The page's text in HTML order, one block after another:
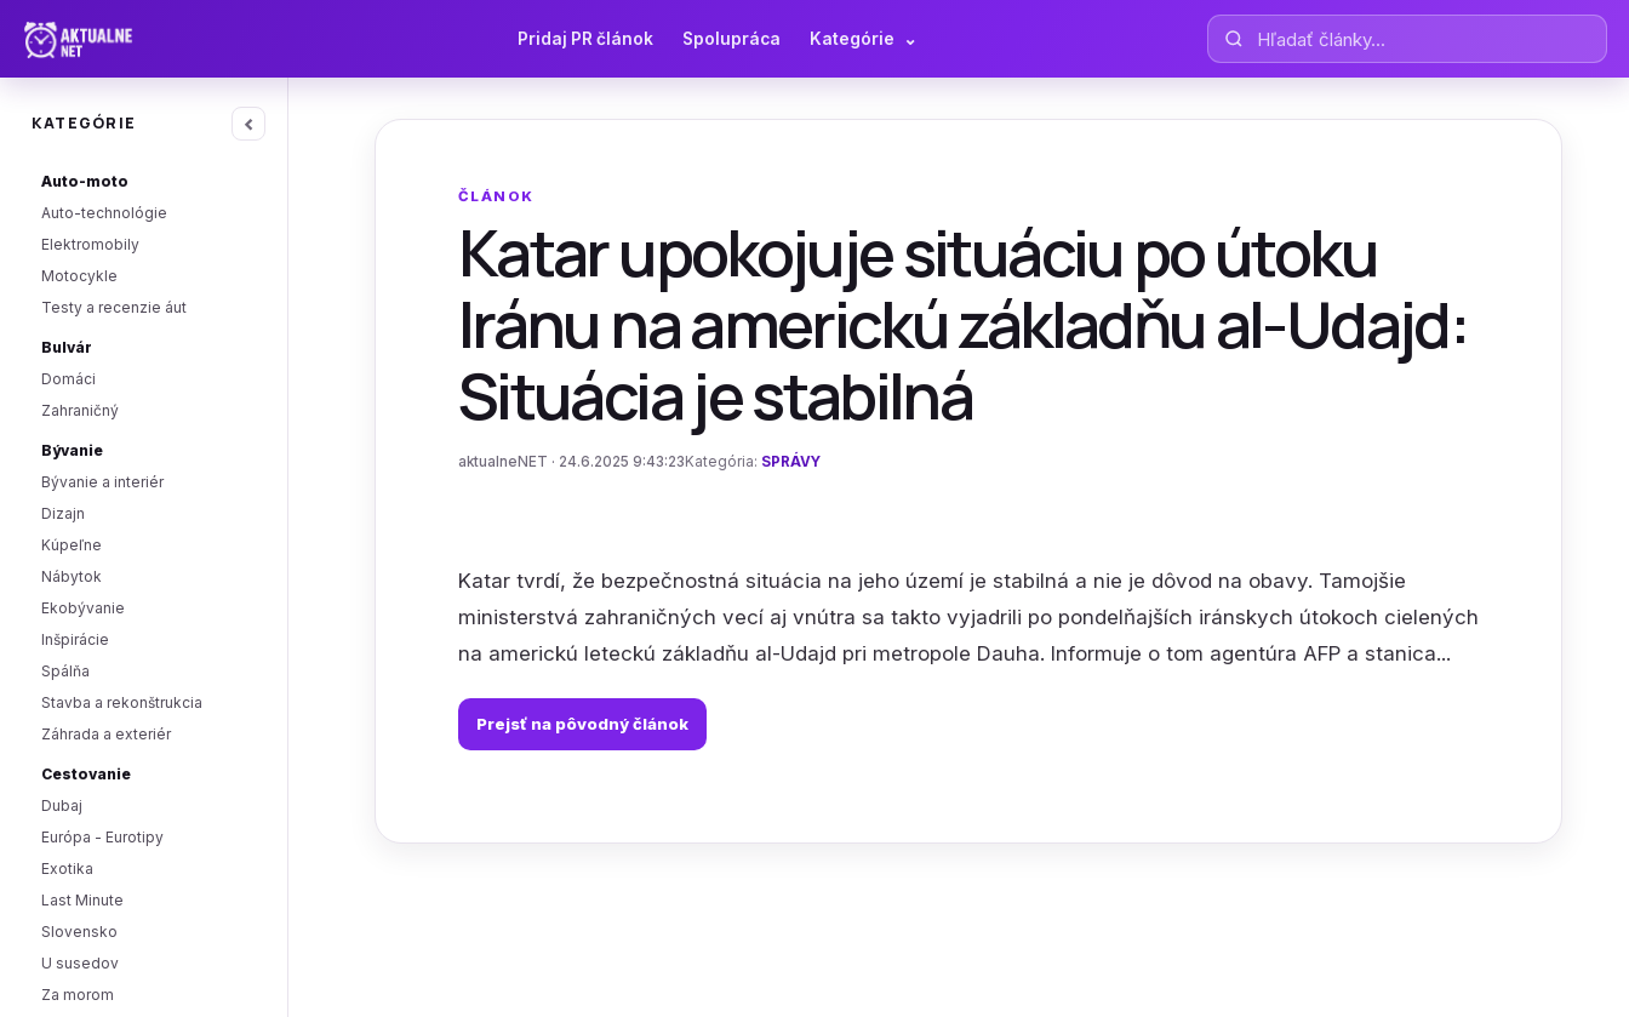
Pridaj PR článok Spolupráca Kategórie ⌄ Hľadať články
KATEGÓRIE ‹
Auto-moto
Auto-technológie
Elektromobily
Motocykle
Testy a recenzie áut
Bulvár
Domáci
Zahraničný
Bývanie
Bývanie a interiér
Dizajn
Kúpeľne
Nábytok
Ekobývanie
Inšpirácie
Spálňa
Stavba a rekonštrukcia
Záhrada a exteriér
Cestovanie
Dubaj
Európa - Eurotipy
Exotika
Last Minute
Slovensko
U susedov
Za morom
ČLÁNOK
Katar upokojuje situáciu po útoku
Iránu na americkú základňu al-Udajd:
Situácia je stabilná
aktualneNET · 24.6.2025 9:43:23 Kategória: SPRÁVY
Katar tvrdí, že bezpečnostná situácia na jeho území je stabilná a nie je dôvod na obavy. Tamojšie
ministerstvá zahraničných vecí aj vnútra sa takto vyjadrili po pondelňajších iránskych útokoch cielených
na americkú leteckú základňu al-Udajd pri metropole Dauha. Informuje o tom agentúra AFP a stanica...
Prejsť na pôvodný článok